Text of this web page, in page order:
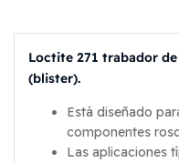
Loctite 271 trabador
(blister).
Está diseñado
componentes
Las aplicaciones